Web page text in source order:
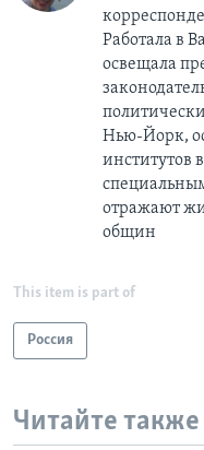
Работала в
освещала
Нью-Йорк,
институтов
отражают
общин
This item is part of
Россия
Читайте также